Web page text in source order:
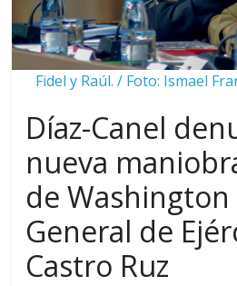
Fidel y Raúl. / Foto: Ismael
Díaz-Canel
nueva
de
General de
Castro Ruz